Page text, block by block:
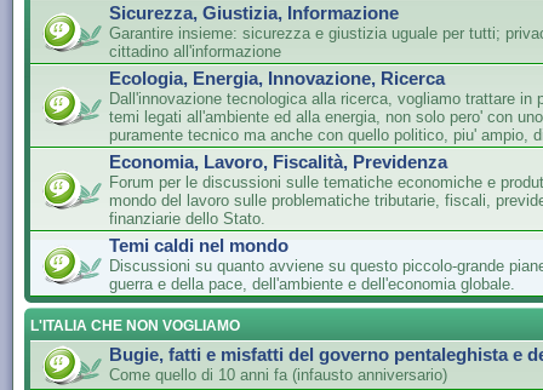
Sicurezza, Giustizia, Informazione
Garantire insieme: sicurezza e giustizia uguale per tutti;
cittadino all'informazione
Ecologia, Energia, Innovazione, Ricerca
Dall'innovazione tecnologica alla ricerca, vogliamo trattare in
temi legati all'ambiente ed alla energia, non solo pero' con
puramente tecnico ma anche con quello politico, piu' ampio,
Economia, Lavoro, Fiscalità, Previdenza
Forum per le discussioni sulle tematiche economiche e
mondo del lavoro sulle problematiche tributarie, fiscali,
finanziarie dello Stato.
Temi caldi nel mondo
Discussioni su quanto avviene su questo piccolo-grande
guerra e della pace, dell'ambiente e dell'economia globale.
L'ITALIA CHE NON VOGLIAMO
Bugie, fatti e misfatti del governo pentaleghista e
Come quello di 10 anni fa (infausto anniversario)